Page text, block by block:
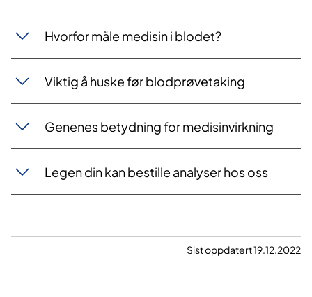
Hvorfor måle medisin i blodet?
Viktig å huske før blodprøvetaking
Genenes betydning for medisinvirkning
Legen din kan bestille analyser hos oss
Sist oppdatert 19.12.2022